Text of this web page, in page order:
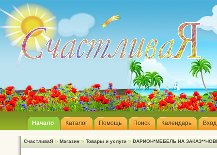
Начало Каталог Помощь Поиск Календарь Вход
СчастливаЯ » Магазин » Товары и услуги » DАРИОН*МЕБЕЛЬ НА